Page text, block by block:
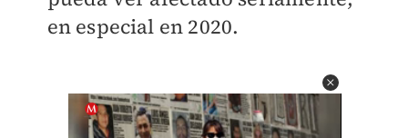
en especial en 2020.